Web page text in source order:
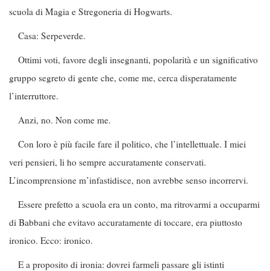
scuola di Magia e Stregoneria di Hogwarts.
Casa: Serpeverde.
Ottimi voti, favore degli insegnanti, popolarità e un significativo
gruppo segreto di gente che, come me, cerca disperatamente
l’interruttore.
Anzi, no. Non come me.
Con loro è più facile fare il politico, che l’intellettuale. I miei
veri pensieri, li ho sempre accuratamente conservati.
L’incomprensione m’infastidisce, non avrebbe senso incorrervi.
Essere prefetto a scuola era un conto, ma ritrovarmi a occuparmi
di Babbani che evitavo accuratamente di toccare, era piuttosto
ironico. Ecco: ironico.
E a proposito di ironia: dovrei farmeli passare gli istinti